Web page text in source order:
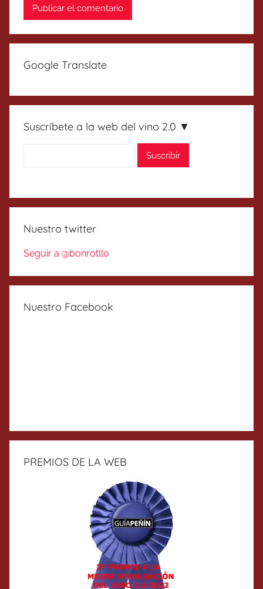
Google Translate
Suscríbete a la web del vino 2.0 ▼
Nuestro twitter
Seguir a @bonrotllo
Nuestro Facebook
PREMIOS DE LA WEB